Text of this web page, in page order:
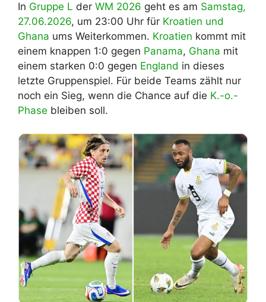
In Gruppe L der WM 2026 geht es am Samstag,
27.06.2026, um 23:00 Uhr für Kroatien und
Ghana ums Weiterkommen. Kroatien kommt mit
einem knappen 1:0 gegen Panama, Ghana mit
einem starken 0:0 gegen England in dieses
letzte Gruppenspiel. Für beide Teams zählt nur
noch ein Sieg, wenn die Chance auf die K.-o.-
Phase bleiben soll.